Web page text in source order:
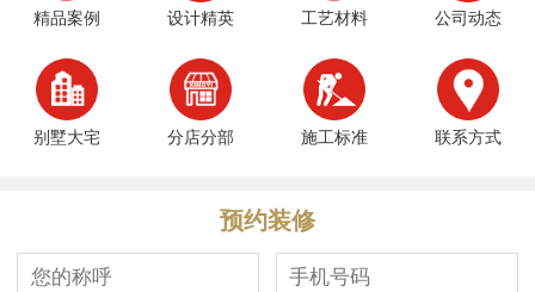
精品案例 设计精英 工艺材料 公司动态
别墅大宅 分店分部 施工标准 联系方式
预约装修